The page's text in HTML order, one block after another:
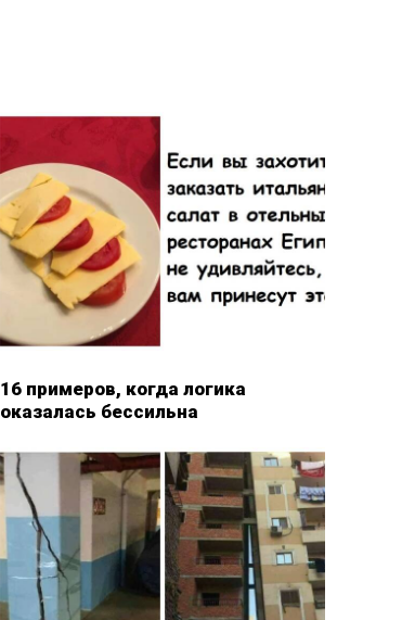
16 примеров, когда логика
оказалась бессильна